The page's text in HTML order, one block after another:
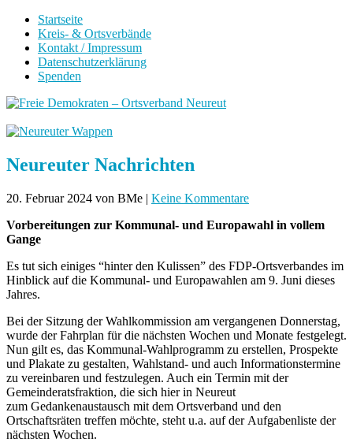
Startseite
Kreis- & Ortsverbände
Kontakt / Impressum
Datenschutzerklärung
Spenden
Neureuter Nachrichten
20. Februar 2024 von BMe | Keine Kommentare
Vorbereitungen zur Kommunal- und Europawahl in vollem
Gange
Es tut sich einiges “hinter den Kulissen” des FDP-Ortsverbandes im
Hinblick auf die Kommunal- und Europawahlen am 9. Juni dieses
Jahres.
Bei der Sitzung der Wahlkommission am vergangenen Donnerstag,
wurde der Fahrplan für die nächsten Wochen und Monate festgelegt.
Nun gilt es, das Kommunal-Wahlprogramm zu erstellen, Prospekte
und Plakate zu gestalten, Wahlstand- und auch Informationstermine
zu vereinbaren und festzulegen. Auch ein Termin mit der
Gemeinderatsfraktion, die sich hier in Neureut
zum Gedankenaustausch mit dem Ortsverband und den
Ortschaftsräten treffen möchte, steht u.a. auf der Aufgabenliste der
nächsten Wochen.